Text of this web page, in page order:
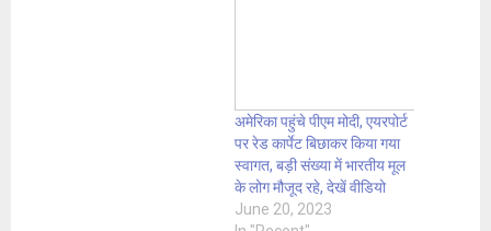
अमेरिका पहुंचे पीएम मोदी, एयरपोर्ट
पर रेड कार्पेट बिछाकर किया गया
स्वागत, बड़ी संख्या में भारतीय मूल
के लोग मौजूद रहे, देखें वीडियो
June 20, 2023